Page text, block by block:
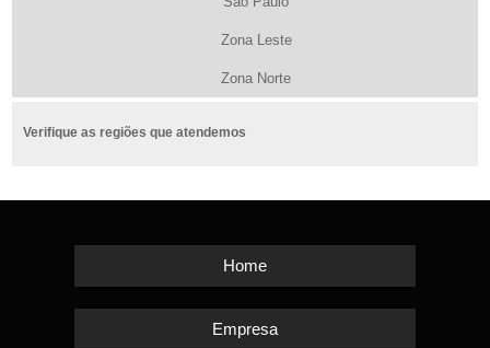
Zona Leste
Zona Norte
Verifique as regiões que atendemos
Home
Empresa